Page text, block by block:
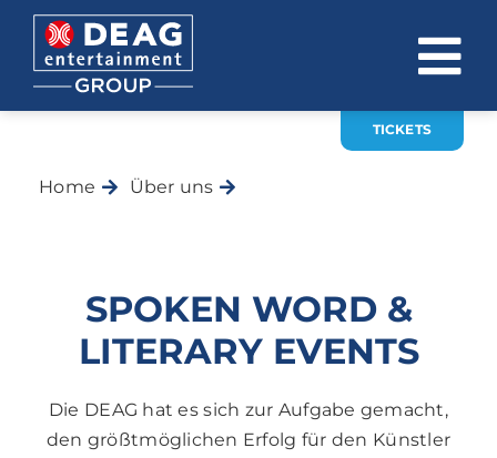
Zum
Inhalt
springen
INVESTOR RELATIONS
KARRIERE
KONTAKT
TICKETS
Home
Über uns
SPOKEN WORD &
LITERARY EVENTS
Die DEAG hat es sich zur Aufgabe gemacht,
den größtmöglichen Erfolg für den Künstler